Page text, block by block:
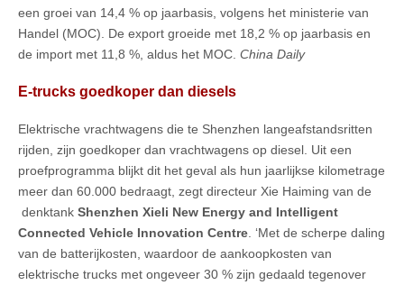
een groei van 14,4 % op jaarbasis, volgens het ministerie van
Handel (MOC). De export groeide met 18,2 % op jaarbasis en
de import met 11,8 %, aldus het MOC. China Daily
E-trucks goedkoper dan diesels
Elektrische vrachtwagens die te Shenzhen langeafstandsritten
rijden, zijn goedkoper dan vrachtwagens op diesel. Uit een
proefprogramma blijkt dit het geval als hun jaarlijkse kilometrage
meer dan 60.000 bedraagt, zegt directeur Xie Haiming van de
denktank Shenzhen Xieli New Energy and Intelligent
Connected Vehicle Innovation Centre . ‘Met de scherpe daling
van de batterijkosten, waardoor de aankoopkosten van
elektrische trucks met ongeveer 30 % zijn gedaald tegenover